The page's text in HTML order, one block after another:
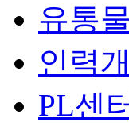
유통
인력
PL센